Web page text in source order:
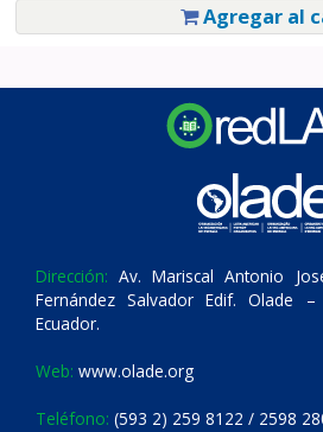
Agregar al
Dirección: Av. Mariscal Antonio
Fernández Salvador Edif. Olade
Ecuador.
Web: www.olade.org
Teléfono: (593 2) 259 8122 / 2598